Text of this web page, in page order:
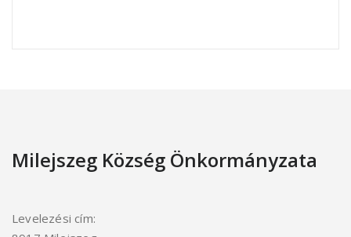
Milejszeg Község Önkormányzata
Levelezési cím: